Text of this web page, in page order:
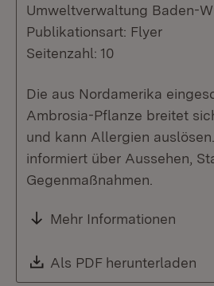
Umweltverwaltung Baden-
Publikationsart: Flyer
Seitenzahl: 10
Die aus Nordamerika
Ambrosia-Pflanze breitet
und kann Allergien
informiert über Aussehen,
Gegenmaßnahmen.
Mehr Informationen
Download:
Als PDF herunterladen